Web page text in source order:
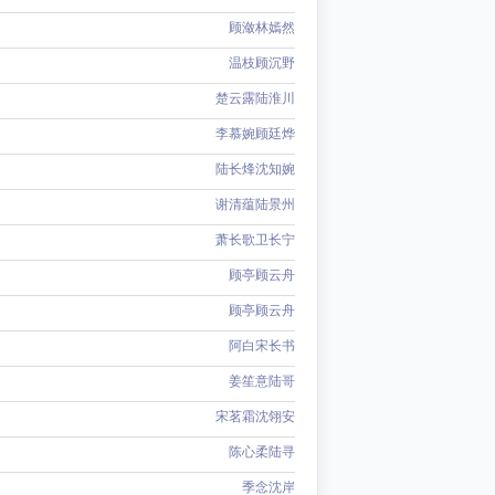
顾潋林嫣然
温枝顾沉野
楚云露陆淮川
李慕婉顾廷烨
陆长烽沈知婉
谢清蕴陆景州
萧长歌卫长宁
顾亭顾云舟
顾亭顾云舟
阿白宋长书
姜笙意陆哥
宋茗霜沈翎安
陈心柔陆寻
季念沈岸